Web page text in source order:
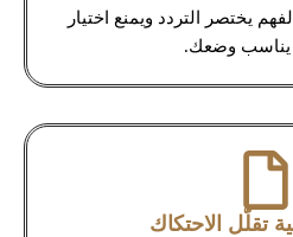
يختصر التردد ويمنع اختيار
يناسب وضعك.
تقلّل الاحتكاك